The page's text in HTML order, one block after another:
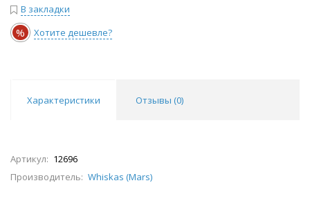
В закладки
% Хотите дешевле?
Характеристики Отзывы (0)
Артикул: 12696
Производитель: Whiskas (Mars)